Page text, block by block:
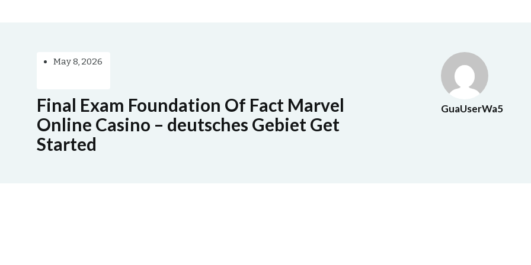
May 8, 2026
Final Exam Foundation Of Fact Marvel
Online Casino – deutsches Gebiet Get
Started
GuaUserWa5